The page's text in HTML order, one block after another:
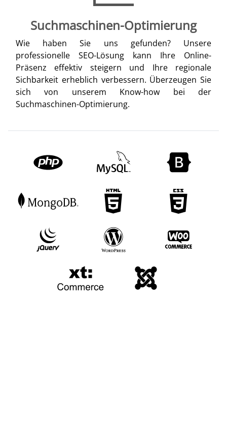
Suchmaschinen-Optimierung
Wie haben Sie uns gefunden? Unsere
professionelle SEO-Lösung kann Ihre Online-
Präsenz effektiv steigern und Ihre regionale
Sichbarkeit erheblich verbessern. Überzeugen Sie
sich von unserem Know-how bei der
Suchmaschinen-Optimierung.